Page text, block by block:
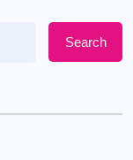
Search